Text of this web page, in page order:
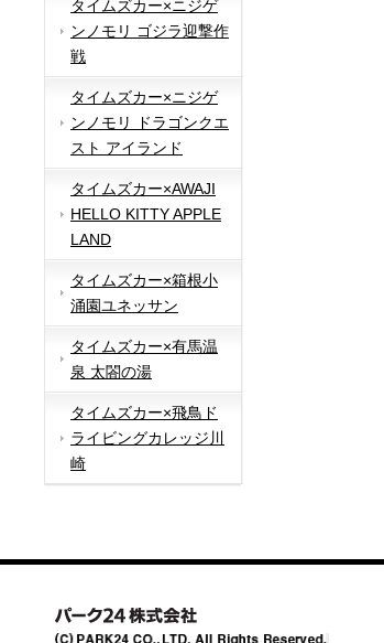
タイムズカー×ニジゲ
ンノモリ ゴジラ迎撃作
戦
タイムズカー×ニジゲ
ンノモリ ドラゴンクエ
スト アイランド
タイムズカー×AWAJI
HELLO KITTY APPLE
LAND
タイムズカー×箱根小
涌園ユネッサン
タイムズカー×有馬温
泉 太閤の湯
タイムズカー×飛鳥ド
ライビングカレッジ川
崎